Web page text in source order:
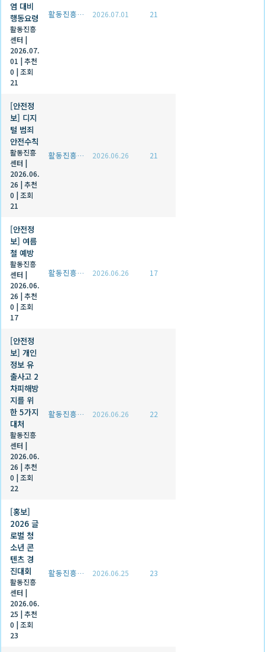
염 대비
행동요령
활동진흥
센터 |
2026.07.
01 |추천
0 |조회
21
활동진흥센터 2026.07.01 21
[안전정
보] 디지
털 범죄
안전수칙
활동진흥
센터 |
2026.06.
26 |추천
0 |조회
21
활동진흥센터 2026.06.26 21
[안전정
보] 여름
철 예방
활동진흥
센터 |
2026.06.
26 |추천
0 |조회
17
활동진흥센터 2026.06.26 17
[안전정
보] 개인
정보 유
출사고 2
차피해방
지를 위
한 5가지
대처
활동진흥
센터 |
2026.06.
26 |추천
0 |조회
22
활동진흥센터 2026.06.26 22
[홍보]
2026 글
로벌 청
소년 콘
텐츠 경
진대회
활동진흥
센터 |
2026.06.
25 |추천
0 |조회
23
활동진흥센터 2026.06.25 23